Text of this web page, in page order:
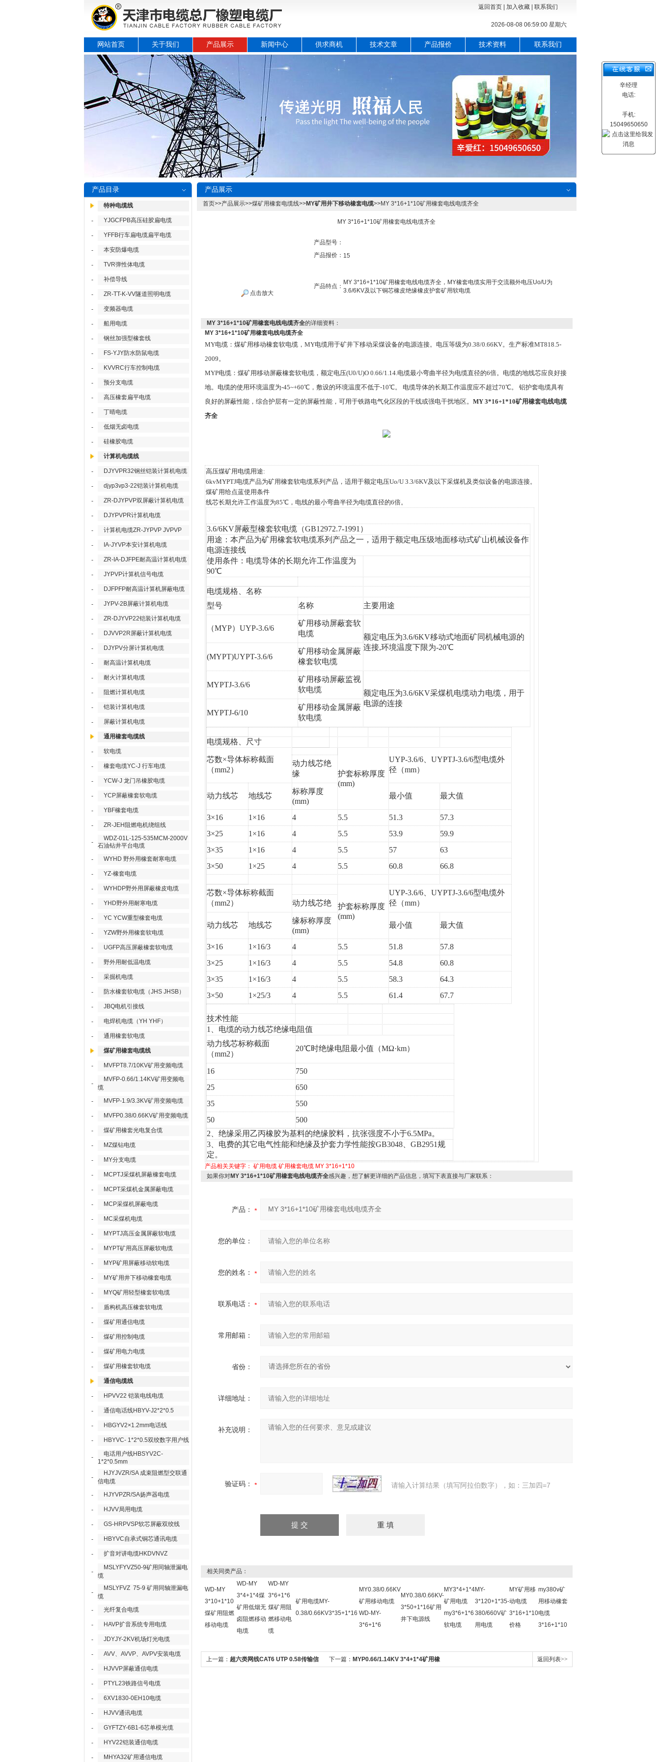
返回首页| 加入收藏| 联系我们
2026-08-08 06:59:01 星期六
网站首页 关于我们 产品展示 新闻中心 供求商机 技术文章 产品报价 技术资料 联系我们
产品目录
特种电缆线
- YJGCFPB高压硅胶扁电缆
- YFFB行车扁电缆扁平电缆
- 本安防爆电缆
- TVR弹性体电缆
- 补偿导线
- ZR-TT-K-VV隧道照明电缆
- 变频器电缆
- 船用电缆
- 钢丝加强型橡套线
- FS-YJY防水防鼠电缆
- KVVRC行车控制电缆
- 预分支电缆
- 高压橡套扁平电缆
- 丁晴电缆
- 低烟无卤电缆
- 硅橡胶电缆
计算机电缆线
- DJYVPR32钢丝铠装计算机电缆
- djyp3vp3-22铠装计算机电缆
- ZR-DJYPVP双屏蔽计算机电缆
- DJYPVPR计算机电缆
- 计算机电缆ZR-JYPVP JVPVP
- IA-JYVP本安计算机电缆
- ZR-IA-DJFPE耐高温计算机电缆
- JYPVP计算机信号电缆
- DJFPFP耐高温计算机屏蔽电缆
- JYPV-2B屏蔽计算机电缆
- ZR-DJYVP22铠装计算机电缆
- DJVVP2R屏蔽计算机电缆
- DJYPV分屏计算机电缆
- 耐高温计算机电缆
- 耐火计算机电缆
- 阻燃计算机电缆
- 铠装计算机电缆
- 屏蔽计算机电缆
通用橡套电缆线
- 软电缆
- 橡套电缆YC-J 行车电缆
- YCW-J 龙门吊橡胶电缆
- YCP屏蔽橡套软电缆
- YBF橡套电缆
- ZR-JEH阻燃电机绕组线
-
WDZ-01L-125-535MCM-2000V
石油钻井平台电缆
-
WYHD 野外用橡套耐寒电缆
- YZ-橡套电缆
- WYHDP野外用屏蔽橡皮电缆
- YHD野外用耐寒电缆
- YC YCW重型橡套电缆
- YZW野外用橡套软电缆
- UGFP高压屏蔽橡套软电缆
- 野外用耐低温电缆
- 采掘机电缆
- 防水橡套软电缆（JHS JHSB）
- JBQ电机引接线
- 电焊机电缆（YH YHF）
- 通用橡套软电缆
煤矿用橡套电缆线
- MVFPT8.7/10KV矿用变频电缆
-
MVFP-0.66/1.14KV矿用变频电
缆
-
MVFP-1.9/3.3KV矿用变频电缆
- MVFP0.38/0.66KV矿用变频电缆
- 煤矿用橡套光电复合缆
- MZ煤钻电缆
- MY分支电缆
- MCPTJ采煤机屏蔽橡套电缆
- MCPT采煤机金属屏蔽电缆
- MCP采煤机屏蔽电缆
- MC采煤机电缆
- MYPTJ高压金属屏蔽软电缆
- MYPT矿用高压屏蔽软电缆
- MYP矿用屏蔽移动软电缆
- MY矿用井下移动橡套电缆
- MYQ矿用轻型橡套软电缆
- 盾构机高压橡套软电缆
- 煤矿用通信电缆
- 煤矿用控制电缆
- 煤矿用电力电缆
- 煤矿用橡套软电缆
通信电缆线
- HPVV22 铠装电线电缆
- 通信电话线HBYV-J2*2*0.5
- HBGYV2×1.2mm电话线
- HBYVC- 1*2*0.5双绞数字用户线
-
电话用户线HBSYV2C-
1*2*0.5mm
-
HJYJVZR/SA 成束阻燃型交联通
信电缆
-
HJYVPZR/SA扬声器电缆
- HJVV局用电缆
- GS-HRPVSP软芯屏蔽双绞线
- HBYVC自承式铜芯通讯电缆
- 扩音对讲电缆HKDVNVZ
-
MSLYFYVZ50-9矿用同轴泄漏电
缆
-
MSLYFVZ 75-9 矿用同轴泄漏电
缆
-
光纤复合电缆
- HAVP扩音系统专用电缆
- JDYJY-2KV机场灯光电缆
- AVV、AVVP、AVPV安装电缆
- HJVVP屏蔽通信电缆
- PTYL23铁路信号电缆
- 6XV1830-0EH10电缆
- HJVV通讯电缆
- GYFTZY-6B1-6芯单模光缆
- HYV22铠装通信电缆
- MHYA32矿用通信电缆
产品展示
首页>>产品展示>>煤矿用橡套电缆线>>MY矿用井下移动橡套电缆>>MY 3*16+1*10矿用橡套电线电缆齐全
MY 3*16+1*10矿用橡套电线电缆齐全
点击放大
产品型号：
产品报价： 15
产品特点：
MY 3*16+1*10矿用橡套电线电缆齐全，MY橡套电缆实用于交流额外电压Uo/U为
3.6/6KV及以下铜芯橡皮绝缘橡皮护套矿用软电缆
MY 3*16+1*10矿用橡套电线电缆齐全的详细资料：
MY 3*16+1*10矿用橡套电线电缆齐全
MY电缆：煤矿用移动橡套软电缆，MY电缆用于矿井下移动采煤设备的电源连接。电压等级为0.38/0.66KV。生产标准MT818.5-
2009。
MYP电缆：煤矿用移动屏蔽橡套软电缆，额定电压(U0/U)O 0.66/1.14.电缆最小弯曲半径为电缆直径的6倍。电缆的地线芯应良好接
地。电缆的使用环境温度为-45~+60℃，敷设的环境温度不低于-10℃。 电缆导体的长期工作温度应不超过70℃。 铝护套电缆具有
良好的屏蔽性能，综合护层有一定的屏蔽性能，可用于铁路电气化区段的干线或强电干扰地区。 MY 3*16+1*10矿用橡套电线电缆
齐全
高压煤矿用电缆用途:
6kvMYPTJ电缆产品为矿用橡套软电缆系列产品，适用于额定电压Uo/U 3.3/6KV及以下采煤机及类似设备的电源连接。
煤矿用给点蓝使用条件
线芯长期允许工作温度为85℃，电线的最小弯曲半径为电缆直径的6倍。
3.6/6KV屏蔽型橡套软电缆（GB12972.7-1991）
用途：本产品为矿用橡套软电缆系列产品之一，适用于额定电压级地面移动式矿山机械设备作
电源连接线
使用条件：电缆导体的长期允许工作温度为
90℃
电缆规格、名称
型号
名称 主要用途
（MYP）UYP-3.6/6
矿用移动屏蔽套软
电缆
额定电压为3.6/6KV移动式地面矿同机械电源的
连接,环境温度下限为-20℃
(MYPT)UYPT-3.6/6
矿用移动金属屏蔽
橡套软电缆
MYPTJ-3.6/6
矿用移动屏蔽监视
软电缆
额定电压为3.6/6KV采煤机电缆动力电缆，用于
电源的连接
MYPTJ-6/10
矿用移动金属屏蔽
软电缆
电缆规格、尺寸
芯数×导体标称截面
（mm2）
护套标称厚度
(mm)
UYP-3.6/6、UYPTJ-3.6/6型电缆外
径（mm）
动力线芯绝
缘
动力线芯 地线芯
标称厚度
(mm)
最小值 最大值
3×16 1×16 4 5.5 51.3
57.3
3×25
1×16 4 5.5 53.9
59.9
3×35
1×16 4 5.5 57
63
3×50
1×25 4 5.5 60.8 66.8
芯数×导体标称截面
（mm2）
护套标称厚度
(mm)
UYP-3.6/6、UYPTJ-3.6/6型电缆外
径（mm）
动力线芯绝
动力线芯 地线芯
缘标称厚度
(mm)
最小值 最大值
3×16 1×16/3 4 5.5 51.8
57.8
3×25
1×16/3 4 5.5 54.8
60.8
3×35
1×16/3 4 5.5 58.3
64.3
3×50
1×25/3 4 5.5 61.4 67.7
技术性能
1、电缆的动力线芯绝缘电阻值
动力线芯标称截面
（mm2）
20℃时绝缘电阻最小值（MΩ·km）
16
750
25
650
35
550
50
500
2、绝缘采用乙丙橡胶为基料的绝缘胶料，抗张强度不小于6.5MPa。
3、电费的其它电气性能和绝缘及护套力学性能按GB3048、GB2951规
定。
产品相关关键字： 矿用电缆 矿用橡套电缆 MY 3*16+1*10
如果你对MY 3*16+1*10矿用橡套电线电缆齐全感兴趣，想了解更详细的产品信息，填写下表直接与厂家联系：
产品：
您的单位：
您的姓名：
联系电话：
常用邮箱：
省份：
详细地址：
补充说明：
验证码： 请输入计算结果（填写阿拉伯数字），如：三加四=7
相关同类产品：
WD-MY
3*10+1*10
煤矿用阻燃
移动电缆
WD-MY
3*4+1*4煤
矿用低烟无
卤阻燃移动
电缆
WD-MY
3*6+1*6
煤矿用阻
燃移动电
缆
矿用电缆MY-
0.38/0.66KV3*35+1*16
MY0.38/0.66KV
矿用移动电缆
WD-MY-
3*6+1*6
MY0.38/0.66KV-
3*50+1*16矿用
井下电源线
MY3*4+1*4
矿用电缆
my3*6+1*6
软电缆
MY-
3*120+1*35-
380/660V矿
用电缆
MY矿用移
动电缆
3*16+1*10
价格
my380v矿
用移动橡套
电缆
3*16+1*10
上一篇： 超六类网线CAT6 UTP 0.58传输信 下一篇： MYP0.66/1.14KV 3*4+1*4矿用橡 返回列表>>
辛经理
电话:
手机:
15049650650